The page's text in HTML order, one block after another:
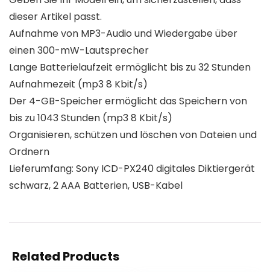
dieser Artikel passt.
Aufnahme von MP3-Audio und Wiedergabe über
einen 300-mW-Lautsprecher
Lange Batterielaufzeit ermöglicht bis zu 32 Stunden
Aufnahmezeit (mp3 8 Kbit/s)
Der 4-GB-Speicher ermöglicht das Speichern von
bis zu 1043 Stunden (mp3 8 Kbit/s)
Organisieren, schützen und löschen von Dateien und
Ordnern
Lieferumfang: Sony ICD-PX240 digitales Diktiergerät
schwarz, 2 AAA Batterien, USB-Kabel
Related Products